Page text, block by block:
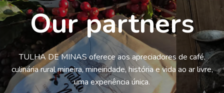
Our partners
TULHA DE MINAS oferece aos apreciadores de café,
culinária rural mineira, mineiridade, história e vida ao ar livre,
uma experiência única.